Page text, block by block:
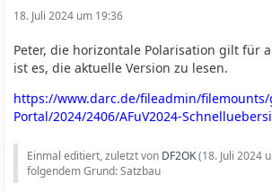
18. Juli 2024 um 19:36
Peter, die horizontale Polarisation gilt für
ist es, die aktuelle Version zu lesen.
https://www.darc.de/fileadmin/filemounts/
Portal/2024/2406/AFuV2024-
Einmal editiert, zuletzt von DF2OK(18. Juli 2024
folgendem Grund: Satzbau